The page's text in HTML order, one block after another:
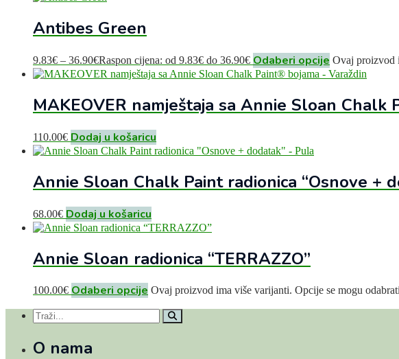
Antibes Green
9.83€ – 36.90€Raspon cijena: od 9.83€ do 36.90€ Odaberi opcije Ovaj proizvod
MAKEOVER namještaja sa Annie Sloan Chalk
110.00€ Dodaj u košaricu
Annie Sloan Chalk Paint radionica “Osnove +
68.00€ Dodaj u košaricu
Annie Sloan radionica “TERRAZZO”
100.00€ Odaberi opcije Ovaj proizvod ima više varijanti. Opcije se mogu
O nama